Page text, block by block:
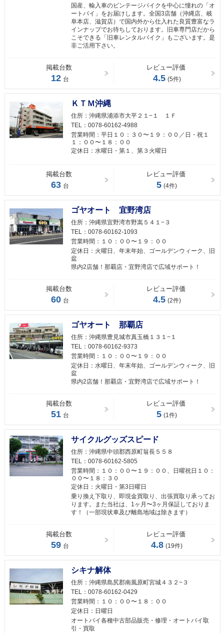
国産、輸入車のビンテージバイクを中心に憧れの「オ
ートバイ」をお届けします。全国3店舗（沖縄店、岐
阜本店、滋賀店）で国内外から仕入れた良質豊富なラ
インナップでお待ちしております。旧車専門店だから
こそできる「旧車レンタルバイク」もございます。是
非ご活用下さい。
掲載台数
12 台
レビュー評価
4.5 (5件)
ＫＴＭ沖縄
住所： 沖縄県浦添市大平２１−１ １Ｆ
TEL： 0078-60162-4988
営業時間： 平日１０：３０〜１９：００／日・祝１
１：００〜１８：００
定休日： 水曜日・第１、第３火曜日
掲載台数
63 台
レビュー評価
5 (4件)
ゴヤオート 宜野湾店
住所： 沖縄県宜野湾市野嵩５４１−３
TEL： 0078-60162-1093
営業時間： １０：００〜１９：００
定休日： 火曜日、年末年始、ゴールデンウィーク、旧
盆
県内2店舗！那覇店・宜野湾店で広域サポート！
掲載台数
60 台
レビュー評価
4.5 (2件)
ゴヤオート 那覇店
住所： 沖縄県豊見城市真玉橋１３１−１
TEL： 0078-60162-9373
営業時間： １０：００〜１９：００
定休日： 水曜日、年末年始、ゴールデンウィーク、旧
盆
県内2店舗！那覇店・宜野湾店で広域サポート！
掲載台数
51 台
レビュー評価
5 (1件)
サイクルグッズスピード
住所： 沖縄県中頭郡西原町翁長５５８
TEL： 0078-60162-5805
営業時間： １０：００〜１９：００、日曜祝日１０：
００〜１８：３０
定休日： 火曜日・第3日曜日
乗り換え下取り、即現金買取り、出張買取り承ってお
ります。また当社は、1ヶ月〜3ヶ月保証しておりま
す！（一部現状車及び離島地域は除きます）
掲載台数
59 台
レビュー評価
4.8 (19件)
シキナ解体
住所： 沖縄県島尻郡南風原町宮城４３２−３
TEL： 0078-60162-0429
営業時間： １０：００〜１８：００
定休日： 日曜日
オートバイ各種中古部品販売・修理・オートバイ取
引・買取